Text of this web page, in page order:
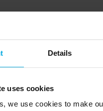
Details
uses cookies
we use cookies to make
2014 in the
in the Netherlands,
France, Spain, Austria